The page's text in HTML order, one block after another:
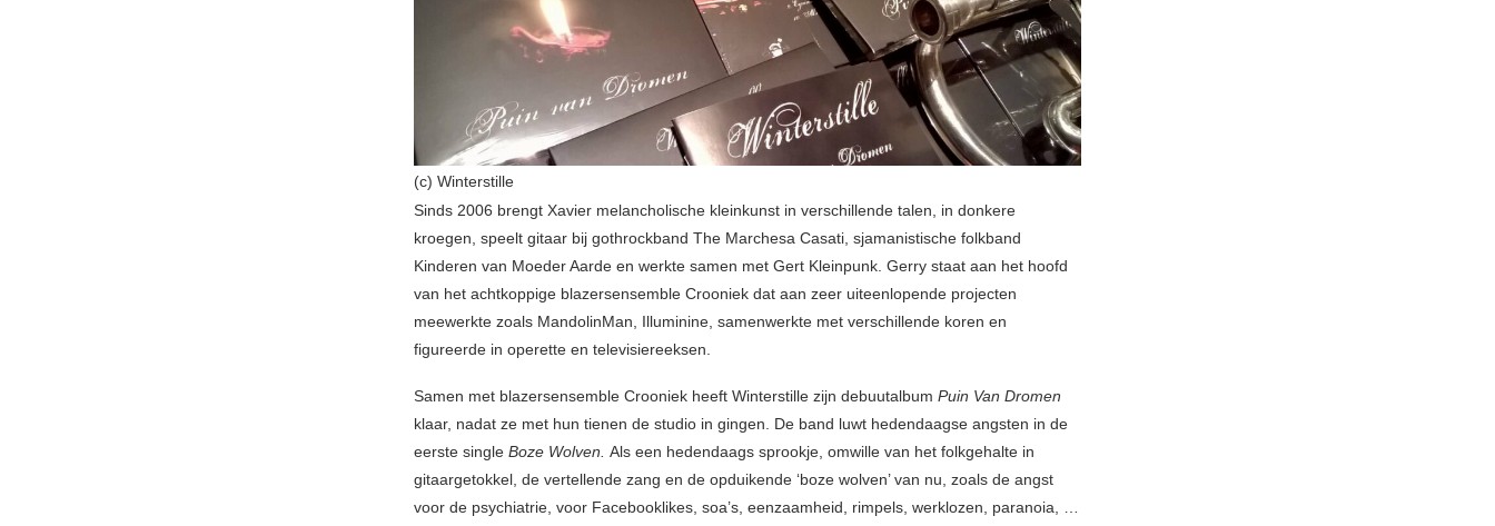
(c) Winterstille
Sinds 2006 brengt Xavier melancholische kleinkunst in verschillende talen, in donkere
kroegen, speelt gitaar bij gothrockband The Marchesa Casati, sjamanistische folkband
Kinderen van Moeder Aarde en werkte samen met Gert Kleinpunk. Gerry staat aan het hoofd
van het achtkoppige blazersensemble Crooniek dat aan zeer uiteenlopende projecten
meewerkte zoals MandolinMan, Illuminine, samenwerkte met verschillende koren en
figureerde in operette en televisiereeksen.
Samen met blazersensemble Crooniek heeft Winterstille zijn debuutalbum Puin Van Dromen
klaar, nadat ze met hun tienen de studio in gingen. De band luwt hedendaagse angsten in de
eerste single Boze Wolven. Als een hedendaags sprookje, omwille van het folkgehalte in
gitaargetokkel, de vertellende zang en de opduikende ‘boze wolven’ van nu, zoals de angst
voor de psychiatrie, voor Facebooklikes, soa’s, eenzaamheid, rimpels, werklozen, paranoia, …